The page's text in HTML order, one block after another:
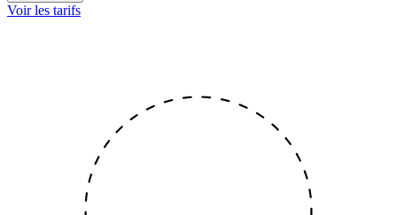
Voir les tarifs